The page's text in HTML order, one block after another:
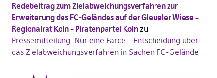
Redebeitrag zum Zielabweichungsverfahren zur
Erweiterung des FC-Geländes auf der Gleueler Wiese –
Regionalrat Köln – Piratenpartei Kölnzu
Pressemitteilung: Nur eine Farce – Entscheidung über
das Zielabweichungsverfahren in Sachen FC-Gelände